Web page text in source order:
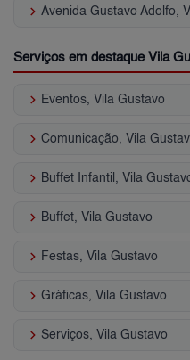
keyboard_arrow_right Avenida Gustavo Adolfo,
Serviços em destaque Vila
keyboard_arrow_right Eventos, Vila Gustavo
keyboard_arrow_right Comunicação, Vila
keyboard_arrow_right Buffet Infantil, Vila
keyboard_arrow_right Buffet, Vila Gustavo
keyboard_arrow_right Festas, Vila Gustavo
keyboard_arrow_right Gráficas, Vila Gustavo
keyboard_arrow_right Serviços, Vila Gustavo